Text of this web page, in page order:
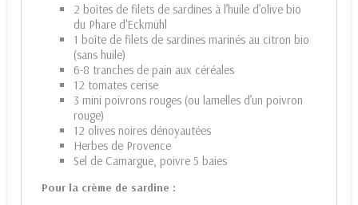
2 boîtes de filets de sardines à l’huile d’olive bio
du Phare d'Eckmühl
1 boîte de filets de sardines marinés au citron bio
(sans huile)
6-8 tranches de pain aux céréales
12 tomates cerise
3 mini poivrons rouges (ou lamelles d’un poivron
rouge)
12 olives noires dénoyautées
Herbes de Provence
Sel de Camargue, poivre 5 baies
Pour la crème de sardine :